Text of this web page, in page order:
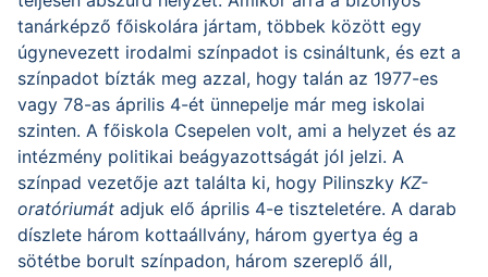
tanárképző főiskolára jártam, többek között egy
úgynevezett irodalmi színpadot is csináltunk, és ezt a
színpadot bízták meg azzal, hogy talán az 1977-es
vagy 78-as április 4-ét ünnepelje már meg iskolai
szinten. A főiskola Csepelen volt, ami a helyzet és az
intézmény politikai beágyazottságát jól jelzi. A
színpad vezetője azt találta ki, hogy Pilinszky KZ-
oratóriumát adjuk elő április 4-e tiszteletére. A darab
díszlete három kottaállvány, három gyertya ég a
sötétbe borult színpadon, három szereplő áll,